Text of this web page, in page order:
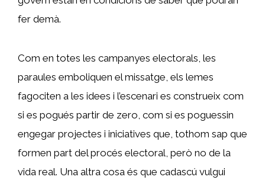
fer demà.
Com en totes les campanyes electorals, les
paraules emboliquen el missatge, els lemes
fagociten a les idees i l’escenari es construeix com
si es pogués partir de zero, com si es poguessin
engegar projectes i iniciatives que, tothom sap que
formen part del procés electoral, però no de la
vida real. Una altra cosa és que cadascú vulgui